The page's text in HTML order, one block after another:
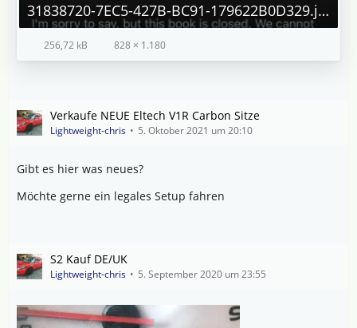
31838720-7EC5-427B-BC91-179622B0D329.jpeg
256,72 kB 828 × 1.180
Verkaufe NEUE Eltech V1R Carbon Sitze
Lightweight-chris 5. Oktober 2021 um 20:10
Gibt es hier was neues?
Möchte gerne ein legales Setup fahren
S2 Kauf DE/UK
Lightweight-chris 5. September 2020 um 23:55